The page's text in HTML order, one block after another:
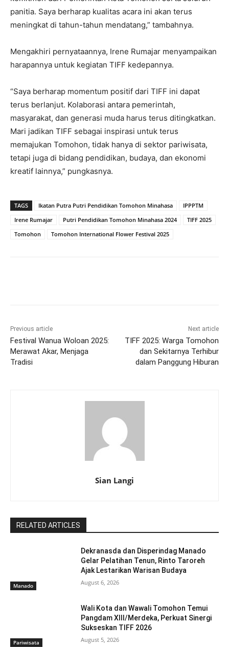
panitia. Saya berharap kualitas acara ini akan terus
meningkat di tahun-tahun mendatang,” tambahnya.
Mengakhiri pernyataannya, Irene Rumajar menyampaikan
harapannya untuk kegiatan TIFF kedepannya.
“Saya berharap momentum positif dari TIFF ini dapat
terus berlanjut. Kolaborasi antara pemerintah,
masyarakat, dan generasi muda harus terus ditingkatkan.
Mari jadikan TIFF sebagai inspirasi untuk terus
memajukan Tomohon, tidak hanya di sektor pariwisata,
tetapi juga di bidang pendidikan, budaya, dan ekonomi
kreatif lainnya,” pungkasnya.
TAGS Ikatan Putra Putri Pendidikan Tomohon Minahasa
IPPPTM
Irene Rumajar
Putri Pendidikan Tomohon Minahasa 2024
TIFF 2025
Tomohon
Tomohon International Flower Festival 2025
Previous article
Festival Wanua Woloan 2025:
Merawat Akar, Menjaga
Tradisi
Next article
TIFF 2025: Warga Tomohon
dan Sekitarnya Terhibur
dalam Panggung Hiburan
Sian Langi
RELATED ARTICLES
Manado
Dekranasda dan Disperindag Manado
Gelar Pelatihan Tenun, Rinto Taroreh
Ajak Lestarikan Warisan Budaya
August 6, 2026
Pariwisata
Wali Kota dan Wawali Tomohon Temui
Pangdam XIII/Merdeka, Perkuat Sinergi
Sukseskan TIFF 2026
August 5, 2026